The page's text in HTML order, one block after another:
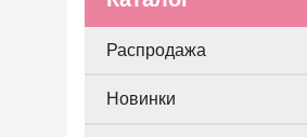
Распродажа
Новинки